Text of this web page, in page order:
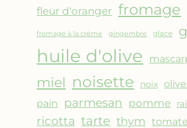
fleur d'oranger fromage
fromage à la crème gingembre glace
huile d'olive
miel noisette noix
pain
parmesan pomme
ricotta tarte thym tomate